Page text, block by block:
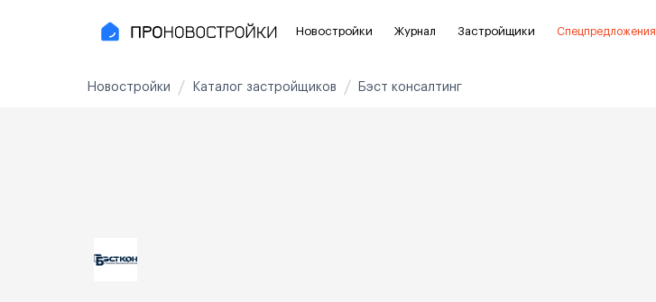
Новостройки
Рядом с МЦК
Журнал Застройщики Спецпредложения
Новостройки Каталог застройщиков Бэст консалтинг